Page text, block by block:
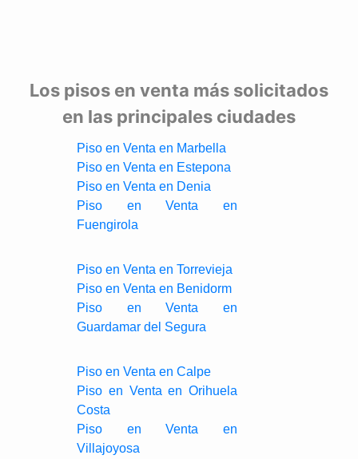
Los pisos en venta más solicitados
en las principales ciudades
Piso en Venta en Marbella
Piso en Venta en Estepona
Piso en Venta en Denia
Piso en Venta en
Fuengirola
Piso en Venta en Torrevieja
Piso en Venta en Benidorm
Piso en Venta en
Guardamar del Segura
Piso en Venta en Calpe
Piso en Venta en Orihuela
Costa
Piso en Venta en
Villajoyosa